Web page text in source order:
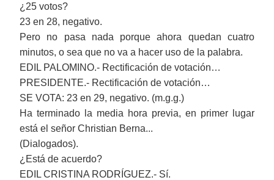
¿25 votos?
23 en 28, negativo.
Pero no pasa nada porque ahora quedan cuatro
minutos, o sea que no va a hacer uso de la palabra.
EDIL PALOMINO.- Rectificación de votación…
PRESIDENTE.- Rectificación de votación…
SE VOTA: 23 en 29, negativo. (m.g.g.)
Ha terminado la media hora previa, en primer lugar
está el señor Christian Berna...
(Dialogados).
¿Está de acuerdo?
EDIL CRISTINA RODRÍGUEZ.- Sí.